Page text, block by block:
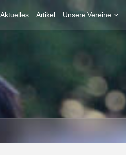
Aktuelles Artikel Unsere Vereine